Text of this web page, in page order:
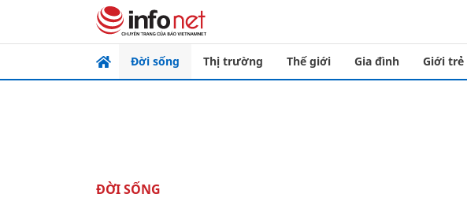
Đời sống Thị trường Thế giới Gia đình Giới trẻ
ĐỜI SỐNG